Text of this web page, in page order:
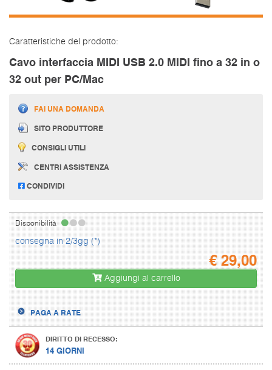
Caratteristiche del prodotto:
Cavo interfaccia MIDI USB 2.0 MIDI fino a 32 in o
32 out per PC/Mac
FAI UNA DOMANDA
SITO PRODUTTORE
CONSIGLI UTILI
CENTRI ASSISTENZA
CONDIVIDI
Disponibilità
consegna in 2/3gg (*)
€29,00
Aggiungi al carrello
PAGA A RATE
DIRITTO DI RECESSO:
14 GIORNI